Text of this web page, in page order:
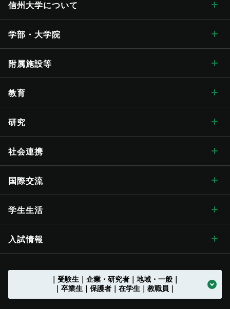
信州大学について
信州大学について トップ
学長メッセージ
学長メッセージ トップ
入学式学長式辞
大学概要・理念
大学概要・理念 トップ
歴史・沿革 トップ
大学の歴史
学章・シンボルマーク
学章・シンボルマークトップ
学章等データの使用について
信州大学歌
信州大学の方針・取組
【グローバル版】グレーター・ユニバーシティ・ ビジョン
（VGSU Global）
中期目標・中期計画 / アクションプラン（行動計画）
長野（教育）キャンパス
長野（工学）キャンパス
伊那キャンパス
刊行物
広報誌「信大NOW」
広報誌「信大NOW」トップ
ソーシャルメディア公式アカウント一覧
情報公開 トップ
法人に関する情報
法人に関する情報 トップ
法人文書の情報公開
採用情報
採用情報 トップ
お知らせ一覧
学部・大学院
学部・大学院 トップ
人文学部
教育学部
経法学部
農学部
附属施設等
総合博物館
附属図書館
医学部附属病院
教育学部附属志賀自然教育研究施設
附属長野小学校
農学部附属アルプス圏フィールド科学教育研究センター
教育
教育 トップ
教育ハイライト
教育に関する目標と方針
教育に関する目標と方針 トップ
入学者受入れの方針（アドミッション･ポリシー）
教育の特色
環境マインドの育成
キャリア教育
研究
研究 トップ
研究ハイライト
アクア・リジェネレーション機構
先鋭領域融合研究群
社会実装研究クラスター トップ
共同研究・受託研究（産学連携）のご案内
社会連携
社会連携 トップ
社会連携の目標と特色
地域における連携活動
地域との連携協定
地域の方に向けた公開講座等 トップ
教職員の兼業について
国際交流
国際交流 トップ
グローバル化に向けた
学生生活
学生生活 トップ
学生総合支援センターの利用 トップ
授業料免除・奨学金
入試情報
学部入試案内（入試情報ポータル）
｜受験生｜企業・研究者｜地域・一般｜
｜卒業生｜保護者｜在学生｜教職員｜